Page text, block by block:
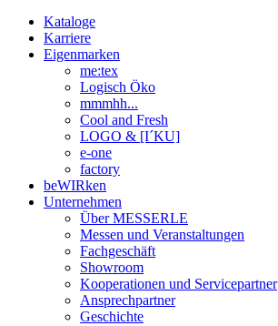
Kataloge
Karriere
Eigenmarken
me:tex
Logisch Öko
mmmhh...
Cool and Fresh
LOGO & [I´KU]
e-one
factory
beWIRken
Unternehmen
Über MESSERLE
Messen und Veranstaltungen
Fachgeschäft
Showroom
Kooperationen und Servicepartner
Ansprechpartner
Geschichte